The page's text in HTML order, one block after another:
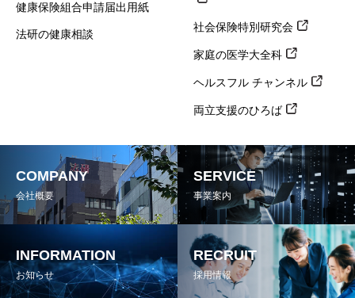
健康保険組合申請届出用紙
法研の健康相談
社会保険特別研究会
家庭の医学大全科
ヘルスフル チャンネル
両立支援のひろば
COMPANY
会社概要
SERVICE
事業案内
INFORMATION
お知らせ
RECRUIT
採用情報